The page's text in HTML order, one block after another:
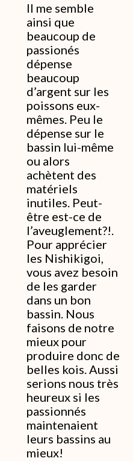
Il me semble
ainsi que
beaucoup de
passionés
dépense
beaucoup
d’argent sur les
poissons eux-
mêmes. Peu le
dépense sur le
bassin lui-même
ou alors
achètent des
matériels
inutiles. Peut-
être est-ce de
l’aveuglement?!.
Pour apprécier
les Nishikigoi,
vous avez besoin
de les garder
dans un bon
bassin. Nous
faisons de notre
mieux pour
produire donc de
belles kois. Aussi
serions nous très
heureux si les
passionnés
maintenaient
leurs bassins au
mieux!